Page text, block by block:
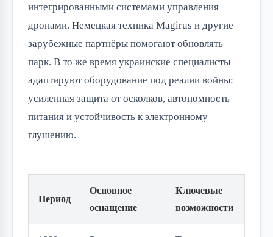
интегрированными системами управления
дронами. Немецкая техника Magirus и другие
зарубежные партнёры помогают обновлять
парк. В то же время украинские специалисты
адаптируют оборудование под реалии войны:
усиленная защита от осколков, автономность
питания и устойчивость к электронному
глушению.
Период
Основное
оснащение
Ключевые
возможности